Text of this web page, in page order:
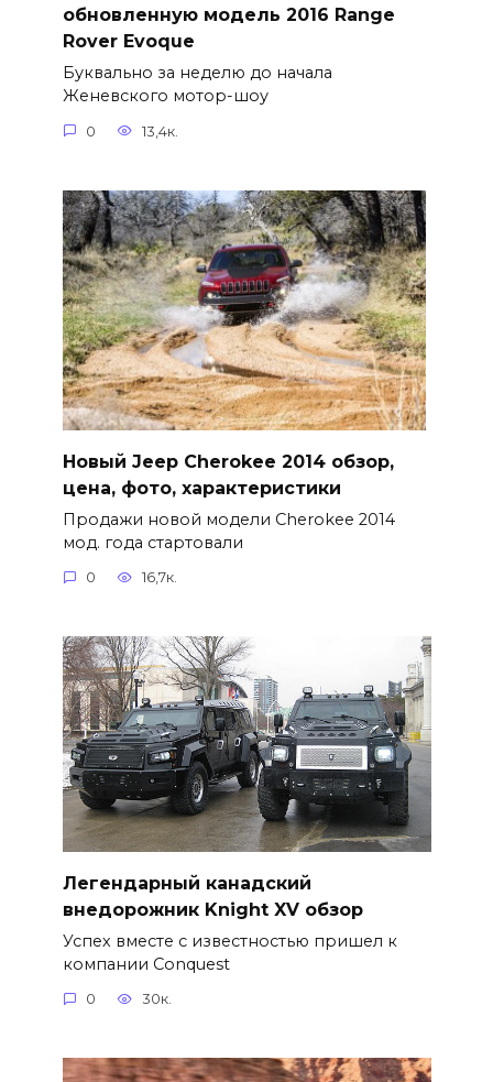
обновленную модель 2016 Range
Rover Evoque
Буквально за неделю до начала
Женевского мотор-шоу
0 13,4к.
Новый Jeep Cherokee 2014 обзор,
цена, фото, характеристики
Продажи новой модели Cherokee 2014
мод. года стартовали
0 16,7к.
Легендарный канадский
внедорожник Knight XV обзор
Успех вместе с известностью пришел к
компании Conquest
0 30к.